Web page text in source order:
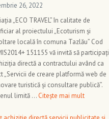
26, 2022
„ECO TRAVEL” în calitate de
al proiectului „Ecoturism și
locală în comuna Tazlău” Cod
151155 vă invită să participați
directă a contractului având ca
„Servicii de creare platformă web de
turistică și consultare publică”.
limită … Citește mai mult